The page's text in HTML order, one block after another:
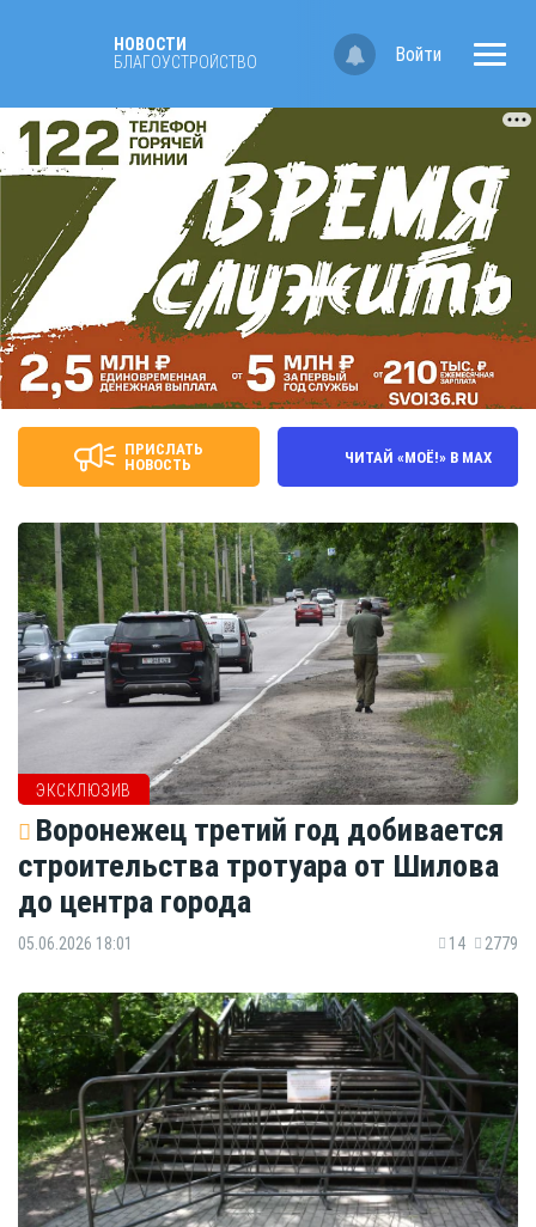
НОВОСТИ
БЛАГОУСТРОЙСТВО
Войти
ПРИСЛАТЬ
НОВОСТЬ
ЧИТАЙ «МОЁ!» В MAX
ЭКСКЛЮЗИВ
Воронежец третий год добивается
строительства тротуара от Шилова
до центра города
05.06.2026 18:01 14 2779